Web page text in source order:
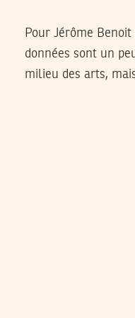
Pour Jérôme
données sont un
milieu des arts,